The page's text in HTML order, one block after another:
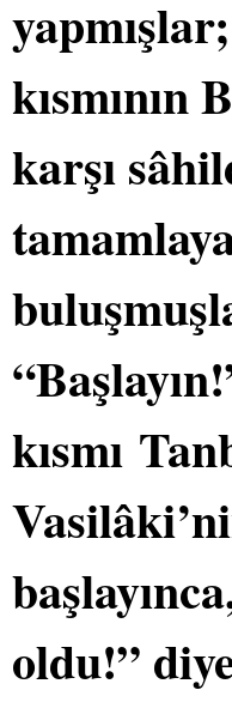
kısmının
karşı
kısmı
oldu!”